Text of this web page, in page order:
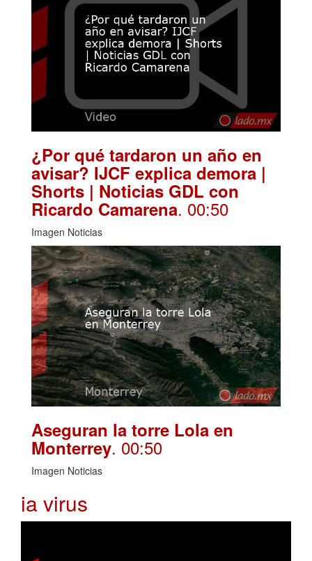
¿Por qué tardaron un año en
avisar? IJCF explica demora |
Shorts | Noticias GDL con
Ricardo Camarena. 00:50
Imagen Noticias
Aseguran la torre Lola en
Monterrey. 00:50
Imagen Noticias
ia virus